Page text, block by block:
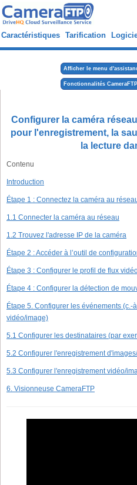
Caractéristiques Tarification
Afficher le menu
Fonctionnalités CameraFTP
Configurer la caméra
pour l'enregistrement, la
la lecture
Contenu
Introduction
Étape 1 : Connectez la caméra au
1.1 Connecter la caméra au réseau
1.2 Trouvez l'adresse IP de la caméra
Étape 2 : Accéder à l’outil de
Étape 3 : Configurer le profil de flux
Étape 4 : Configurer la détection de
Étape 5. Configurer les événements
vidéo/image)
5.1 Configurer les destinataires (par
5.2 Configurer l'enregistrement
5.3 Configurer l'enregistrement vidéo/
6. Visionneuse CameraFTP